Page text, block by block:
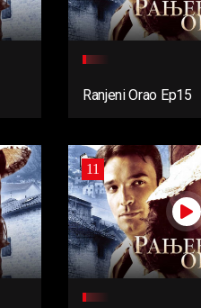
Ranjeni Orao Ep15
11